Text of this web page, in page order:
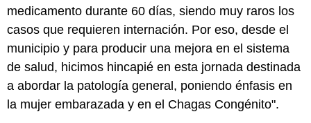
medicamento durante 60 días, siendo muy raros los
casos que requieren internación. Por eso, desde el
municipio y para producir una mejora en el sistema
de salud, hicimos hincapié en esta jornada destinada
a abordar la patología general, poniendo énfasis en
la mujer embarazada y en el Chagas Congénito".